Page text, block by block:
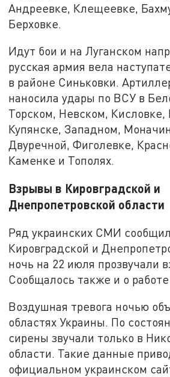
Андреевке, Клещеевке,
Берховке.
Идут бои и на Луганском
русская армия вела
в районе Синьковки.
наносила удары по ВСУ в
Торском, Невском, Кисловке,
Купянске, Западном,
Двуречной, Фиголевке,
Каменке и Тополях.
Взрывы в Кировградской и
Днепропетровской области
Ряд украинских СМИ
Кировградской и
ночь на 22 июля прозвучали
Сообщалось также и о
Воздушная тревога ночью
областях Украины. По
сирены звучали только в
области. Такие данные
официальном украинском